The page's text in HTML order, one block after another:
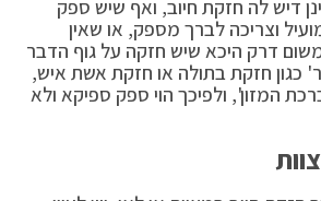
דיש לה חזקת חיוב, ואף שיש ספק
וצריכה לברך מספק, או שאין
דרק היכא שיש חזקה על גוף הדבר
כגון חזקת בתולה או חזקת אשת איש,
המזון', ולפיכך הוי ספק ספיקא ולא